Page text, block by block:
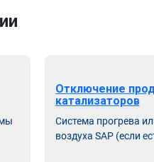
Отключение
катализаторов
Система прогрева
воздуха SAP (если